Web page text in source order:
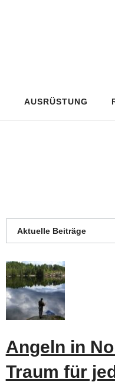
AUSRÜSTUNG
Aktuelle Beiträge
Angeln in
Traum für